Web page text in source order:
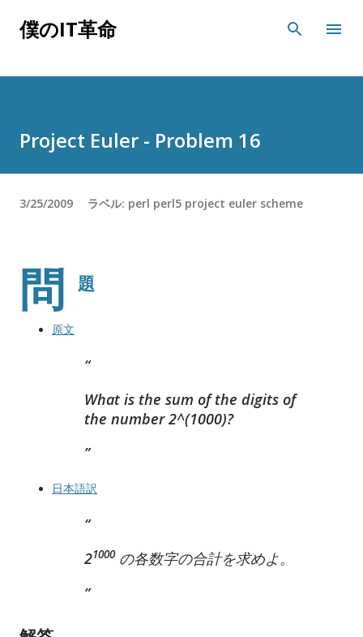
スキップしてメイン コンテンツに移動
僕のIT革命
Project Euler - Problem 16
3/25/2009 ラベル: perl perl5 project euler scheme
問 題
原文
What is the sum of the digits of
the number 2^(1000)?
日本語訳
21000の各数字の合計を求めよ。